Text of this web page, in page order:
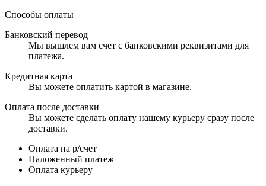
Способы оплаты
Банковский перевод
Мы вышлем вам счет с банковскими реквизитами для
платежа.
Кредитная карта
Вы можете оплатить картой в магазине.
Оплата после доставки
Вы можете сделать оплату нашему курьеру сразу после
доставки.
Оплата на р/счет
Наложенный платеж
Оплата курьеру